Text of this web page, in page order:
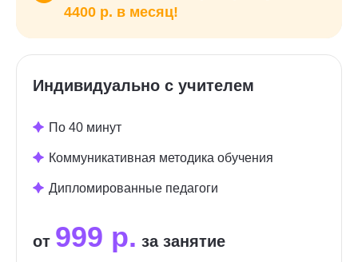
4400 р. в месяц!
Индивидуально с учителем
По 40 минут
Коммуникативная методика обучения
Дипломированные педагоги
от 999 р. за занятие